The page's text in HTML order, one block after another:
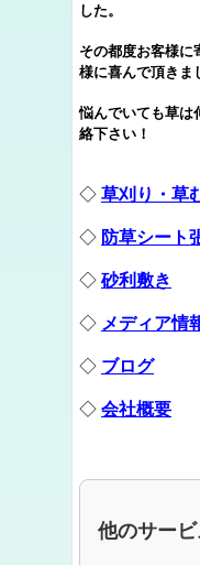
した。
その都度お客様に
様に喜んで頂きま
悩んでいても草は
絡下さい！
◇ 草刈り・草
◇ 防草シート
◇ 砂利敷き
◇ メディア情
◇ ブログ
◇ 会社概要
他のサービ